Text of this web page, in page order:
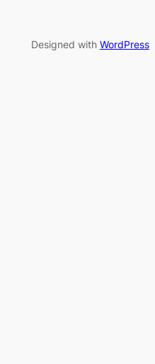
Designed with WordPress